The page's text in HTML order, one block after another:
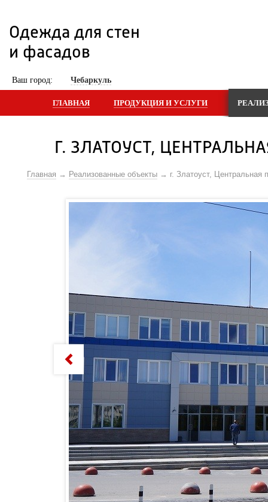
Одежда для стен
и фасадов
Ваш город: Чебаркуль
ГЛАВНАЯ ПРОДУКЦИЯ И УСЛУГИ
Г. ЗЛАТОУСТ,
Главная Реализованные объекты г. Златоуст, Центральная